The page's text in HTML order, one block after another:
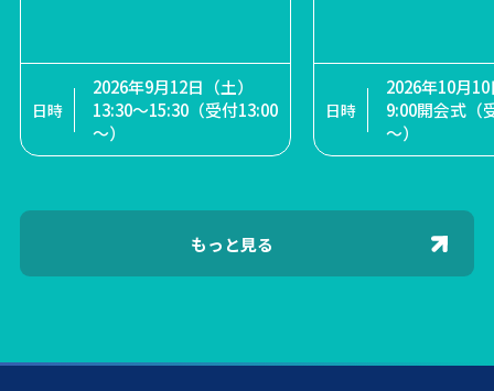
2026年9月12日（土）
13:30～15:30（受付13:00
～）
2026年10月
9:00開会式（
～）
2026年10月3日（土）4日
（日）24日（土）25日
（日）14:00～
2026年9月20日（日）
①12:45開演（12:15開
場）②16:15開演（15:45
開場）
月）～8
2026年7月18日（土）～9
月30日（水）
もっと見る